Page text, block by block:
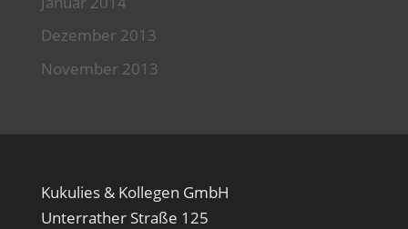
Dezember 2013
November 2013
Kukulies & Kollegen GmbH
Unterrather Straße 125